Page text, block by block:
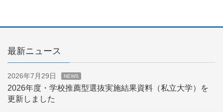
最新ニュース
2026年7月29日 NEWS
2026年度・学校推薦型選抜実施結果資料（私立大学）を
更新しました